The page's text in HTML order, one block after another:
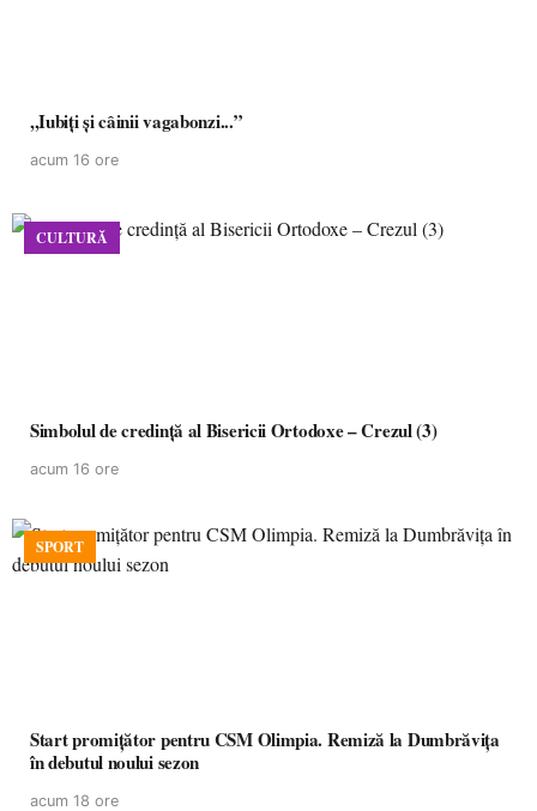
,,Iubiți și câinii vagabonzi...”
acum 16 ore
CULTURĂ
Simbolul de credinţă al Bisericii Ortodoxe – Crezul (3)
acum 16 ore
SPORT
Start promițător pentru CSM Olimpia. Remiză la Dumbrăvița
în debutul noului sezon
acum 18 ore